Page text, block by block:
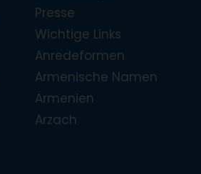
Presse
Wichtige Links
Anredeformen
Armenische Namen
Armenien
Arzach